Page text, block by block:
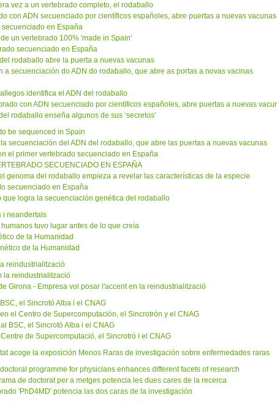
vez a un vertebrado completo, el rodaballo
con ADN secuenciado por científicos españoles, abre puertas a nuevas vacunas
en España
un vertebrado 100% 'made in Spain'
secuenciado en España
rodaballo abre la puerta a nuevas vacunas
secuenciación do ADN do rodaballo, que abre as portas a novas vacinas
identifica el ADN del rodaballo
con ADN secuenciado por científicos españoles, abre puertas a nuevas
rodaballo enseña algunos de sus ‘secretos’
be sequenced in Spain
secuenciación del ADN del rodaballo, que abre las puertas a nuevas vacunas
el primer vertebrado secuenciado en España
SECUENCIADO EN ESPAÑA
genoma del rodaballo empieza a revelar las características de la especie
secuenciado en España
logra la secuenciación genética del rodaballo
i neandertals
tuvo lugar antes de lo que creía
de la Humanidad
de la Humanidad
reindustrialització
la reindustrialització
Girona - Empresa vol posar l'accent en la reindustrialització
el Sincrotó Alba i el CNAG
el Centro de Supercomputación, el Sincrotrón y el CNAG
BSC, el Sincrotó Alba i el CNAG
de Supercomputació, el Sincrotró i el CNAG
acoge la exposición Menos Raras de investigación sobre enfermedades raras
programme for physicians enhances different facets of research
de doctorat per a metges potencia les dues cares de la recerca
'PhD4MD' potencia las dos caras de la investigación